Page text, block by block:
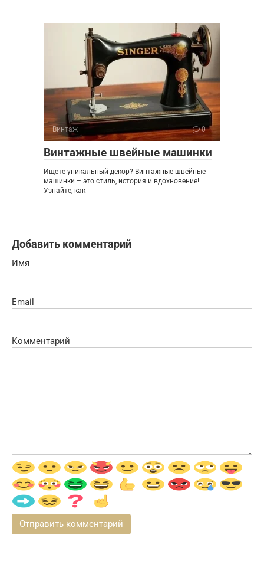
Винтаж 0
Винтажные швейные машинки
Ищете уникальный декор? Винтажные швейные
машинки – это стиль, история и вдохновение!
Узнайте, как
Добавить комментарий
Имя
Email
Комментарий